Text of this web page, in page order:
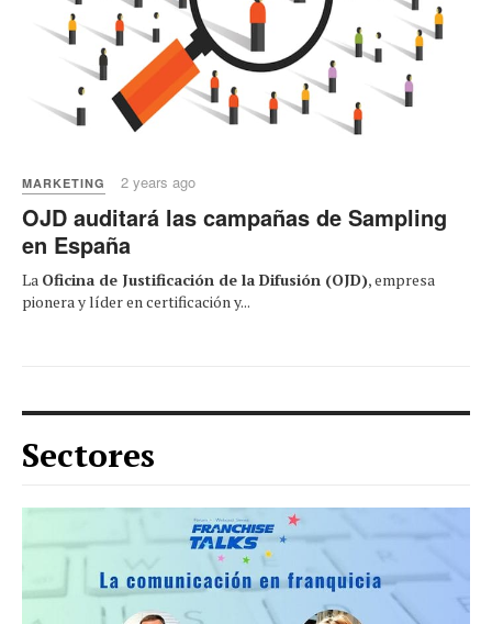
MARKETING 2 years ago
OJD auditará las campañas de Sampling
en España
La Oficina de Justificación de la Difusión (OJD), empresa
pionera y líder en certificación y...
Sectores